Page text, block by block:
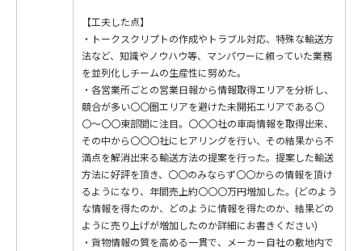
【工夫した点】
・トークスクリプトの作成やトラブル対応、特殊な輸送方
法など、知識やノウハウ等、マンパワーに頼っていた業務
を並列化しチームの生産性に努めた。
・各営業所ごとの営業日報から情報取得エリアを分析し、
競合が多い〇〇圏エリアを避けた未開拓エリアである〇
〇〜〇〇東部間に注目。〇〇〇社の車両情報を取得出来、
その中から〇〇〇社にヒアリングを行い、その結果から不
満点を解消出来る輸送方法の提案を行った。提案した輸送
方法に好評を頂き、〇〇のみならず〇〇からの情報を頂け
るようになり、年間売上約〇〇〇万円増加した。(どのよう
な情報を得たのか、どのように情報を得たのか、結果どの
ように売り上げが増加したのか詳細にお書きください)
・貨物情報の質を高める一貫で、メーカー自社の敷地内で